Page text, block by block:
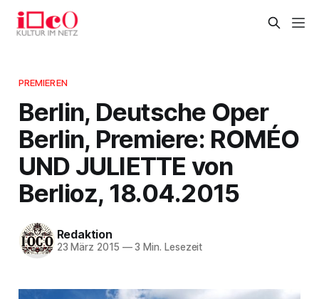
PREMIEREN
Berlin, Deutsche Oper
Berlin, Premiere: ROMÉO
UND JULIETTE von
Berlioz, 18.04.2015
Redaktion
23 März 2015 —3 Min. Lesezeit